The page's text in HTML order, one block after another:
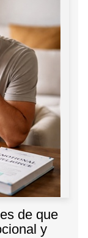
de que
y